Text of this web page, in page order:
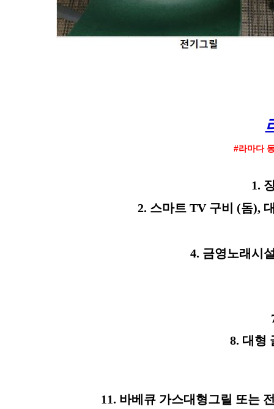
#라마다
1.
2. 스마트 TV 구비 (돔),
4. 금영노래시
8. 대형
11. 바베큐 가스대형그릴 또는